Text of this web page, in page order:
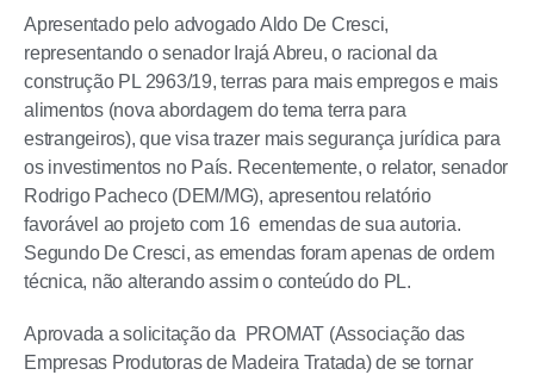
Apresentado pelo advogado Aldo De Cresci,
representando o senador Irajá Abreu, o racional da
construção PL 2963/19, terras para mais empregos e mais
alimentos (nova abordagem do tema terra para
estrangeiros), que visa trazer mais segurança jurídica para
os investimentos no País. Recentemente, o relator, senador
Rodrigo Pacheco (DEM/MG), apresentou relatório
favorável ao projeto com 16 emendas de sua autoria.
Segundo De Cresci, as emendas foram apenas de ordem
técnica, não alterando assim o conteúdo do PL.
Aprovada a solicitação da PROMAT (Associação das
Empresas Produtoras de Madeira Tratada) de se tornar